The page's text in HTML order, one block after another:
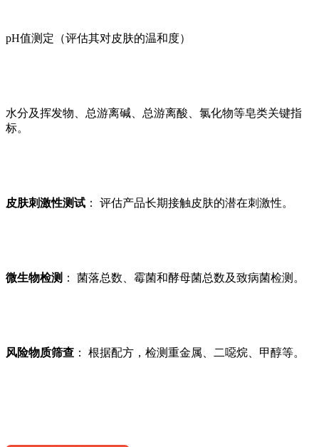
pH值测定（评估其对皮肤的温和度）
水分及挥发物、总游离碱、总游离酸、氯化物等皂类关键指
标。
皮肤刺激性测试 ： 评估产品长期接触皮肤的潜在刺激性。
微生物检测 ： 菌落总数、霉菌和酵母菌总数及致病菌检测。
风险物质筛查 ： 根据配方，检测重金属、二噁烷、甲醇等。